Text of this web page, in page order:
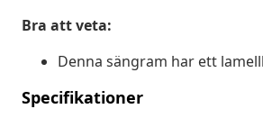
Bra att veta:
Denna sängram har ett
Specifikationer